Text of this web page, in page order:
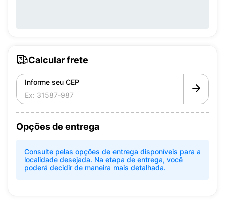
Calcular frete
Informe seu CEP
Opções de entrega
Consulte pelas opções de entrega disponíveis para a
localidade desejada. Na etapa de entrega, você
poderá decidir de maneira mais detalhada.